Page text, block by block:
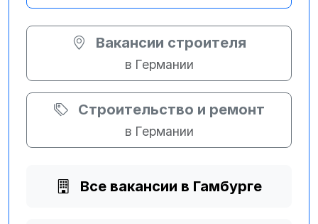
Вакансии строителя
в Германии
Строительство и ремонт
в Германии
Все вакансии в Гамбурге